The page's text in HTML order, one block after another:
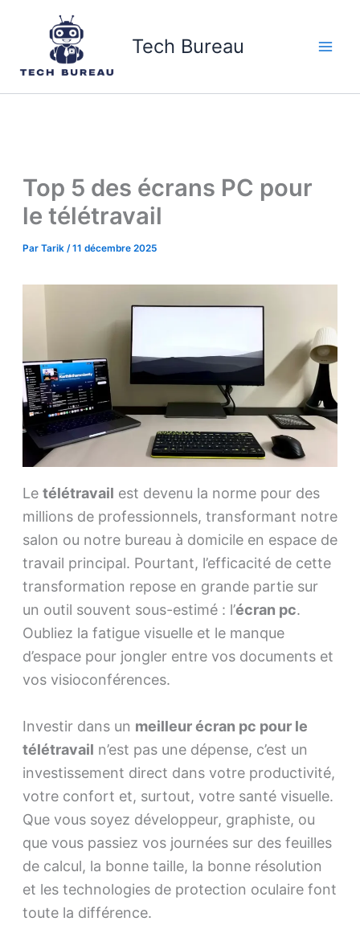
contenu
Tech Bureau
Top 5 des écrans PC pour
le télétravail
Par Tarik /11 décembre 2025
Le télétravail est devenu la norme pour des
millions de professionnels, transformant notre
salon ou notre bureau à domicile en espace de
travail principal. Pourtant, l’efficacité de cette
transformation repose en grande partie sur
un outil souvent sous-estimé : l’écran pc.
Oubliez la fatigue visuelle et le manque
d’espace pour jongler entre vos documents et
vos visioconférences.
Investir dans un meilleur écran pc pour le
télétravail n’est pas une dépense, c’est un
investissement direct dans votre productivité,
votre confort et, surtout, votre santé visuelle.
Que vous soyez développeur, graphiste, ou
que vous passiez vos journées sur des feuilles
de calcul, la bonne taille, la bonne résolution
et les technologies de protection oculaire font
toute la différence.